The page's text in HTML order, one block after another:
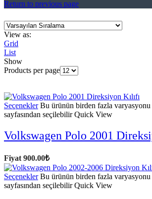
Return to previous page
View as:
Grid
List
Show
Products per page
Seçenekler Bu ürünün birden fazla varyasyonu
sayfasından seçilebilirQuick View
Volkswagen Polo 2001
Fiyat 900.00₺
Seçenekler Bu ürünün birden fazla varyasyonu
sayfasından seçilebilirQuick View